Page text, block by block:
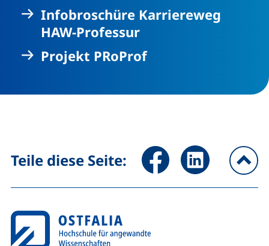
Infobroschüre Karriereweg
HAW-Professur
Projekt PRoProf
Teile diese Seite: Seite über Facebook teilen
Seite über